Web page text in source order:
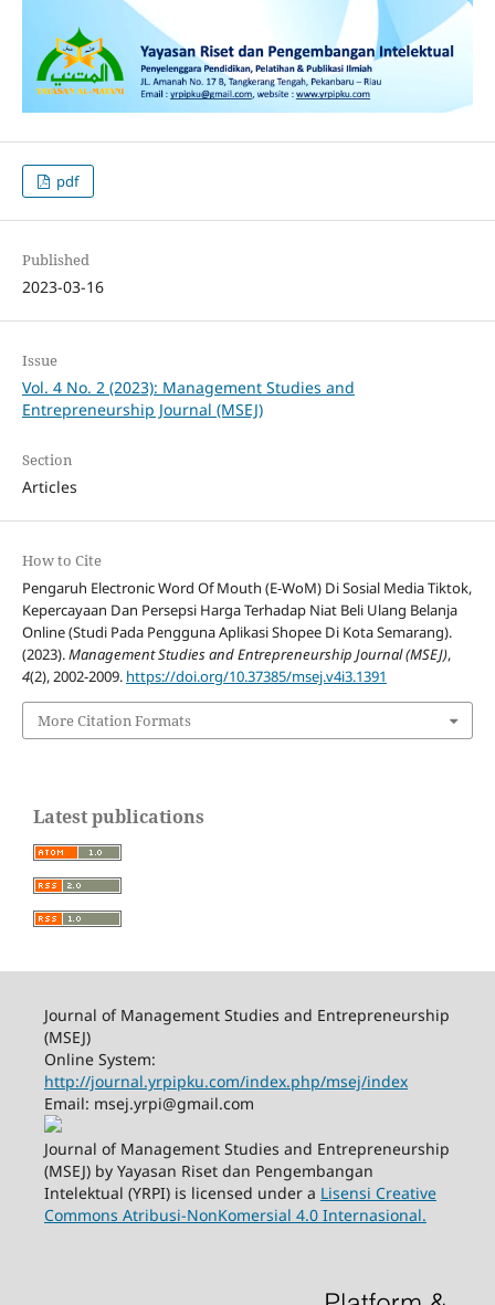
pdf
Published
2023-03-16
Issue
Vol. 4 No. 2 (2023): Management Studies and
Entrepreneurship Journal (MSEJ)
Section
Articles
How to Cite
Pengaruh Electronic Word Of Mouth (E-WoM) Di Sosial Media Tiktok,
Kepercayaan Dan Persepsi Harga Terhadap Niat Beli Ulang Belanja
Online (Studi Pada Pengguna Aplikasi Shopee Di Kota Semarang).
(2023).Management Studies and Entrepreneurship Journal (MSEJ),
4(2), 2002-2009. https://doi.org/10.37385/msej.v4i3.1391
More Citation Formats
Latest publications
Journal of Management Studies and Entrepreneurship
(MSEJ)
Online System:
http://journal.yrpipku.com/index.php/msej/index
Email: msej.yrpi@gmail.com
Journal of Management Studies and Entrepreneurship
(MSEJ) by Yayasan Riset dan Pengembangan
Intelektual (YRPI) is licensed under a Lisensi Creative
Commons Atribusi-NonKomersial 4.0 Internasional.